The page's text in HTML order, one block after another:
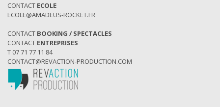
CONTACT ECOLE
ECOLE@AMADEUS-ROCKET.FR
CONTACT BOOKING / SPECTACLES
CONTACT ENTREPRISES
T 07 71 77 11 84
CONTACT@REVACTION-PRODUCTION.COM